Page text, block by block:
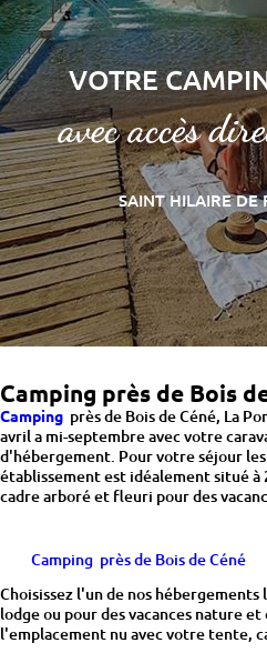
VOTRE
avec accès
SAINT HILAIRE DE
Camping près de Bois
Camping près de Bois de Céné, La
avril a mi-septembre avec votre
d'hébergement. Pour votre séjour
établissement est idéalement situé à
cadre arboré et fleuri pour des
Camping près de Bois de Céné
Choisissez l'un de nos
lodge ou pour des vacances nature
l'emplacement nu avec votre tente,